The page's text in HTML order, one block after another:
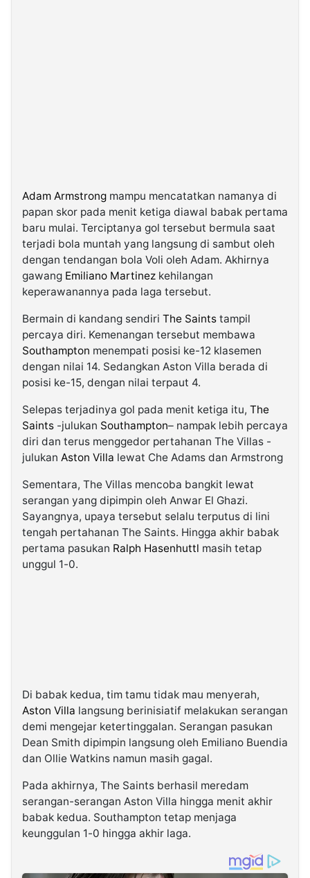
Adam Armstrong mampu mencatatkan namanya di
papan skor pada menit ketiga diawal babak pertama
baru mulai. Terciptanya gol tersebut bermula saat
terjadi bola muntah yang langsung di sambut oleh
dengan tendangan bola Voli oleh Adam. Akhirnya
gawang Emiliano Martinez kehilangan
keperawanannya pada laga tersebut.
Bermain di kandang sendiri The Saints tampil
percaya diri. Kemenangan tersebut membawa
Southampton menempati posisi ke-12 klasemen
dengan nilai 14. Sedangkan Aston Villa berada di
posisi ke-15, dengan nilai terpaut 4.
Selepas terjadinya gol pada menit ketiga itu, The
Saints -julukan Southampton– nampak lebih percaya
diri dan terus menggedor pertahanan The Villas -
julukan Aston Villa lewat Che Adams dan Armstrong
Sementara, The Villas mencoba bangkit lewat
serangan yang dipimpin oleh Anwar El Ghazi.
Sayangnya, upaya tersebut selalu terputus di lini
tengah pertahanan The Saints. Hingga akhir babak
pertama pasukan Ralph Hasenhuttl masih tetap
unggul 1-0.
Di babak kedua, tim tamu tidak mau menyerah,
Aston Villa langsung berinisiatif melakukan serangan
demi mengejar ketertinggalan. Serangan pasukan
Dean Smith dipimpin langsung oleh Emiliano Buendia
dan Ollie Watkins namun masih gagal.
Pada akhirnya, The Saints berhasil meredam
serangan-serangan Aston Villa hingga menit akhir
babak kedua. Southampton tetap menjaga
keunggulan 1-0 hingga akhir laga.